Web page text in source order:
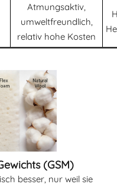
Atmungsaktiv,
umweltfreundlich,
relativ hohe Kosten
(GSM)
besser, nur weil sie